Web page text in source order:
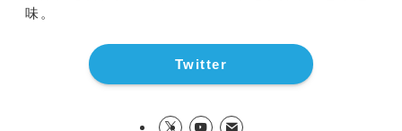
味。
Twitter